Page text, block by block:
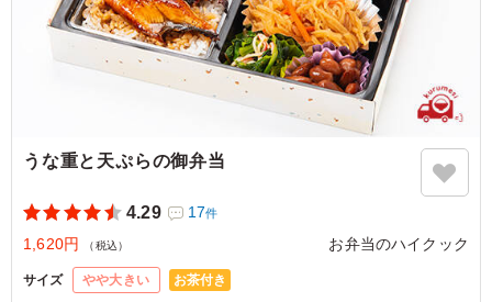
うな重と天ぷらの御弁当
4.29 17件
1,620円 （税込） お弁当のハイクック
サイズ やや大きい お茶付き